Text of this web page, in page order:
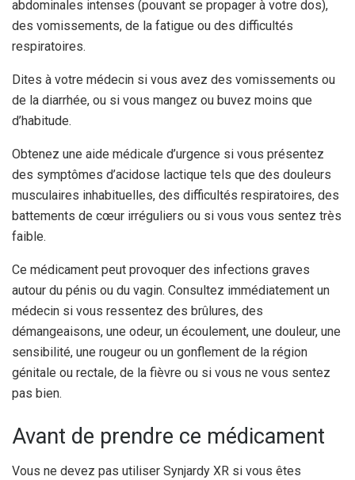
abdominales intenses (pouvant se propager à votre dos),
des vomissements, de la fatigue ou des difficultés
respiratoires.
Dites à votre médecin si vous avez des vomissements ou
de la diarrhée, ou si vous mangez ou buvez moins que
d’habitude.
Obtenez une aide médicale d’urgence si vous présentez
des symptômes d’acidose lactique tels que des douleurs
musculaires inhabituelles, des difficultés respiratoires, des
battements de cœur irréguliers ou si vous vous sentez très
faible.
Ce médicament peut provoquer des infections graves
autour du pénis ou du vagin. Consultez immédiatement un
médecin si vous ressentez des brûlures, des
démangeaisons, une odeur, un écoulement, une douleur, une
sensibilité, une rougeur ou un gonflement de la région
génitale ou rectale, de la fièvre ou si vous ne vous sentez
pas bien.
Avant de prendre ce médicament
Vous ne devez pas utiliser Synjardy XR si vous êtes